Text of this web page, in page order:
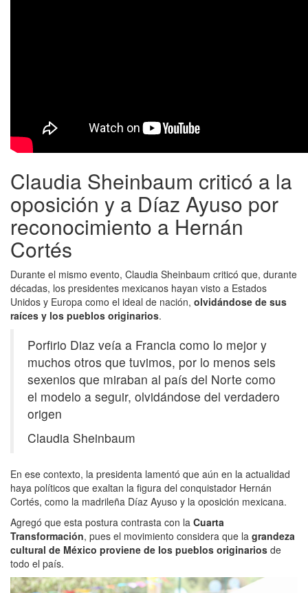
Claudia Sheinbaum criticó a la
oposición y a Díaz Ayuso por
reconocimiento a Hernán
Cortés
Durante el mismo evento, Claudia Sheinbaum criticó que, durante
décadas, los presidentes mexicanos hayan visto a Estados
Unidos y Europa como el ideal de nación, olvidándose de sus
raíces y los pueblos originarios.
Porfirio Diaz veía a Francia como lo mejor y
muchos otros que tuvimos, por lo menos seis
sexenios que miraban al país del Norte como
el modelo a seguir, olvidándose del verdadero
origen
Claudia Sheinbaum
En ese contexto, la presidenta lamentó que aún en la actualidad
haya políticos que exaltan la figura del conquistador Hernán
Cortés, como la madrileña Díaz Ayuso y la oposición mexicana.
Agregó que esta postura contrasta con la Cuarta
Transformación, pues el movimiento considera que la grandeza
cultural de México proviene de los pueblos originarios de
todo el país.